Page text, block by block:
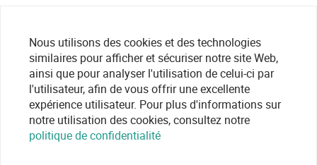
Nous utilisons des cookies et des technologies
similaires pour afficher et sécuriser notre site Web,
ainsi que pour analyser l'utilisation de celui-ci par
l'utilisateur, afin de vous offrir une excellente
expérience utilisateur. Pour plus d'informations sur
notre utilisation des cookies, consultez notre
politique de confidentialité